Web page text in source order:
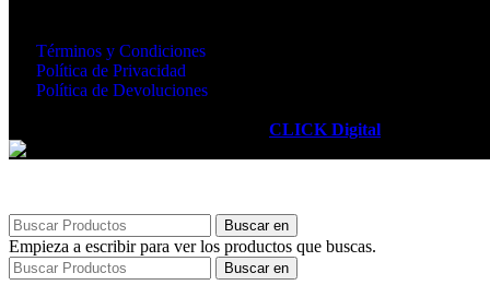
Términos y Condiciones
Política de Privacidad
Política de Devoluciones
CLICK Digital
Buscar en
Empieza a escribir para ver los productos que buscas.
Buscar en